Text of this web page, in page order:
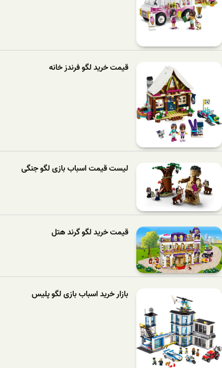
قیمت خرید لگو فرندز خانه
لیست قیمت اسباب بازی لگو جنگی
قیمت خرید لگو گرند هتل
بازار خرید اسباب بازی لگو پلیس